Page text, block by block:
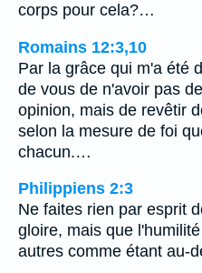
corps pour cela?…
Romains 12:3,10
Par la grâce qui m'a été
de vous de n'avoir pas
opinion, mais de revêtir
selon la mesure de foi
chacun.…
Philippiens 2:3
Ne faites rien par esprit
gloire, mais que
autres comme étant au-